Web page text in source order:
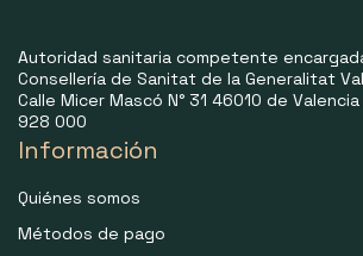
Autoridad sanitaria competente
Consellería de Sanitat de la Generalitat
Calle Micer Mascó N° 31 46010 de
928 000
Información
Quiénes somos
Métodos de pago